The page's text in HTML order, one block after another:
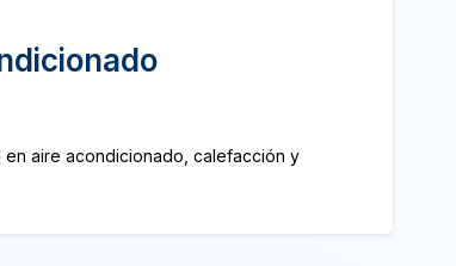
en aire acondicionado, calefacción y